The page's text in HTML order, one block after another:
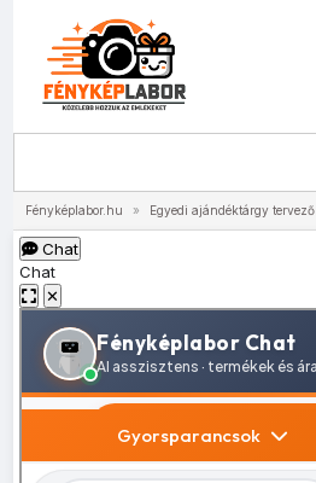
Fényképlabor.hu » Egyedi ajándéktárgy tervező
Chat
Chat
✕